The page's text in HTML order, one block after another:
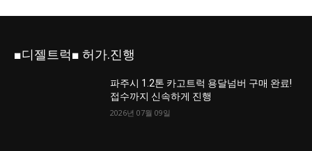
■디젤트럭■ 허가.진행
파주시 1.2톤 카고트럭 용달넘버 구매 완료!
접수까지 신속하게 진행
2026년 07월 09일